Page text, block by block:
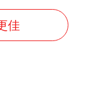
佳